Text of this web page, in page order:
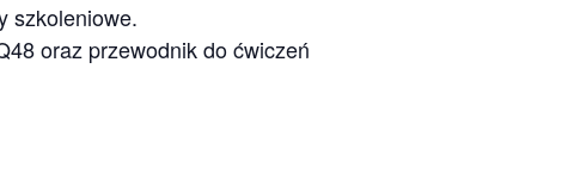
szkoleniowe.
oraz przewodnik do ćwiczeń